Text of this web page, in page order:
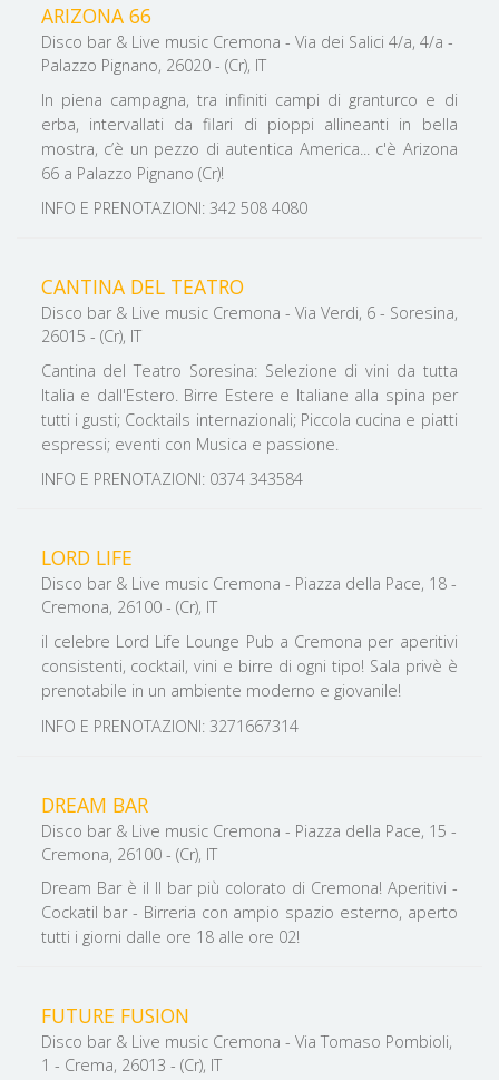
ARIZONA 66
Disco bar & Live music Cremona - Via dei Salici 4/a, 4/a -
Palazzo Pignano, 26020 - (Cr), IT
In piena campagna, tra infiniti campi di granturco e di
erba, intervallati da filari di pioppi allineanti in bella
mostra, c’è un pezzo di autentica America... c'è Arizona
66 a Palazzo Pignano (Cr)!
INFO E PRENOTAZIONI: 342 508 4080
CANTINA DEL TEATRO
Disco bar & Live music Cremona - Via Verdi, 6 - Soresina,
26015 - (Cr), IT
Cantina del Teatro Soresina: Selezione di vini da tutta
Italia e dall'Estero. Birre Estere e Italiane alla spina per
tutti i gusti; Cocktails internazionali; Piccola cucina e piatti
espressi; eventi con Musica e passione.
INFO E PRENOTAZIONI: 0374 343584
LORD LIFE
Disco bar & Live music Cremona - Piazza della Pace, 18 -
Cremona, 26100 - (Cr), IT
il celebre Lord Life Lounge Pub a Cremona per aperitivi
consistenti, cocktail, vini e birre di ogni tipo! Sala privè è
prenotabile in un ambiente moderno e giovanile!
INFO E PRENOTAZIONI: 3271667314
DREAM BAR
Disco bar & Live music Cremona - Piazza della Pace, 15 -
Cremona, 26100 - (Cr), IT
Dream Bar è il Il bar più colorato di Cremona! Aperitivi -
Cockatil bar - Birreria con ampio spazio esterno, aperto
tutti i giorni dalle ore 18 alle ore 02!
FUTURE FUSION
Disco bar & Live music Cremona - Via Tomaso Pombioli,
1 - Crema, 26013 - (Cr), IT